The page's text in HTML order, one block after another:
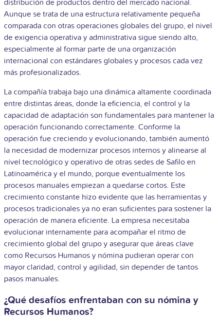
distribución de productos dentro del mercado nacional.
Aunque se trata de una estructura relativamente pequeña
comparada con otras operaciones globales del grupo, el nivel
de exigencia operativa y administrativa sigue siendo alto,
especialmente al formar parte de una organización
internacional con estándares globales y procesos cada vez
más profesionalizados.
La compañía trabaja bajo una dinámica altamente coordinada
entre distintas áreas, donde la eficiencia, el control y la
capacidad de adaptación son fundamentales para mantener la
operación funcionando correctamente. Conforme la
operación fue creciendo y evolucionando, también aumentó
la necesidad de modernizar procesos internos y alinearse al
nivel tecnológico y operativo de otras sedes de Safilo en
Latinoamérica y el mundo, porque eventualmente los
procesos manuales empiezan a quedarse cortos. Este
crecimiento constante hizo evidente que las herramientas y
procesos tradicionales ya no eran suficientes para sostener la
operación de manera eficiente. La empresa necesitaba
evolucionar internamente para acompañar el ritmo de
crecimiento global del grupo y asegurar que áreas clave
como Recursos Humanos y nómina pudieran operar con
mayor claridad, control y agilidad, sin depender de tantos
pasos manuales.
¿Qué desafíos enfrentaban con su nómina y
Recursos Humanos?